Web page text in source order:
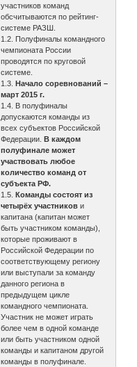
участников команд
обсчитываются по рейтинг-
системе РАЗШ.
1.2. Полуфиналы командного
чемпионата России
проводятся по круговой
системе.
1.3.
Начало соревнований –
март 2015 г.
1.4. В полуфиналы
допускаются команды из
всех субъектов Российской
Федерации.
В каждом
полуфинале может
участвовать любое
количество команд от
субъекта РФ.
1.5.
Команды состоят из
четырёх участников и
капитана (капитан может
быть участником команды),
которые проживают в
Российской Федерации по
соответствующему региону
или выступали за команду
данного региона в
предыдущем цикле
командного чемпионата.
Участник не может играть
более чем в одной команде
или быть участником одной
команды и капитаном другой
команды в полуфинале.